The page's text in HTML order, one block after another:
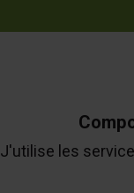
J'utilise les